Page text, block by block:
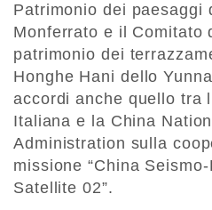
Patrimonio dei paesaggi
Monferrato e il Comitato
patrimonio dei
Honghe Hani dello
accordi anche quello tra
Italiana e la China
Administration sulla
missione “China
Satellite 02”.